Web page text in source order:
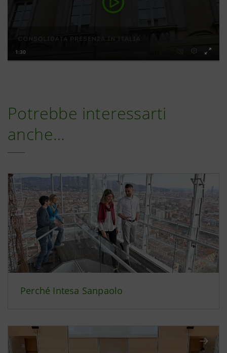
Potrebbe interessarti
anche…
Perché Intesa Sanpaolo